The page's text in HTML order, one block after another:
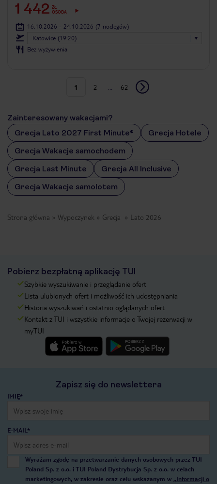
1 442 ZŁ
OSOBA
16.10.2026 - 24.10.2026 (7 noclegów)
Katowice (19:20)
Bez wyżywienia
1 2 62
Zainteresowany wakacjami?
Grecja Lato 2027 First Minute®
Grecja Hotele
Grecja Wakacje samochodem
Grecja Last Minute
Grecja All Inclusive
Grecja Wakacje samolotem
Strona główna Wypoczynek Grecja Lato 2026
Pobierz bezpłatną aplikację TUI
Szybkie wyszukiwanie i przeglądanie ofert
Lista ulubionych ofert i możliwość ich udostępniania
Historia wyszukiwań i ostatnio oglądanych ofert
Kontakt z TUI i wszystkie informacje o Twojej rezerwacji w
myTUI
Zapisz się do newslettera
IMIĘ*
E-MAIL*
Wyrażam zgodę na przetwarzanie danych osobowych przez TUI
Poland Sp. z o.o. i TUI Poland Dystrybucja Sp. z o.o. w celach
marketingowych, w zakresie oraz celu wskazanym w „Informacji o